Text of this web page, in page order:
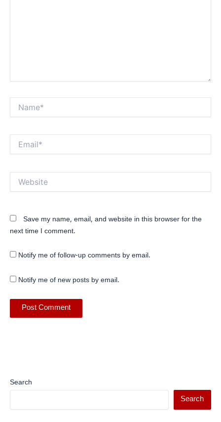
Save my name, email, and website in this browser for the
next time I comment.
Notify me of follow-up comments by email.
Notify me of new posts by email.
Search
Search